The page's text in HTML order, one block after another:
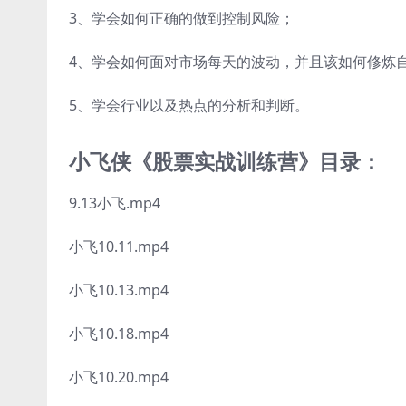
3、学会如何正确的做到控制风险；
4、学会如何面对市场每天的波动，并且该如何修炼
5、学会行业以及热点的分析和判断。
小飞侠《股票实战训练营》目录：
9.13小飞.mp4
小飞10.11.mp4
小飞10.13.mp4
小飞10.18.mp4
小飞10.20.mp4